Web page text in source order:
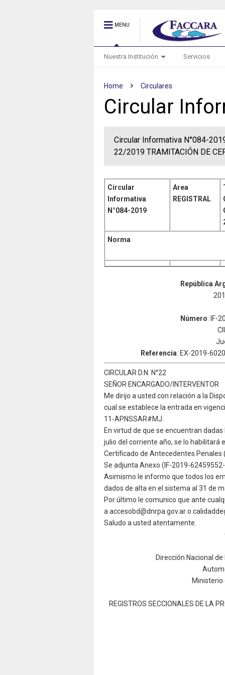
MENU
Nuestra Institución Servicios
Home Circulares
Circular
Circular Informativa N°084-
22/2019 TRAMITACIÓN DE
Circular
Informativa
N°084-2019
Area
REGISTRAL
Norma
República
Número: IF-
Referencia: EX-2019-
CIRCULAR D.N. N°22
SEÑOR ENCARGADO/INTERVENTOR
Me dirijo a usted con relación a la
cual se establece la entrada en
11-APNSSAR#MJ.
En virtud de que se encuentran
julio del corriente año, se lo habilitará
Certificado de Antecedentes Penales
Se adjunta Anexo (IF-2019-
Asimismo le informo que todos los
dados de alta en el sistema al 31 de
Por último le comunico que ante
a accesobd@dnrpa.gov.ar o
Saludo a usted atentamente.
Dirección Nacional
Ministerio
REGISTROS SECCIONALES DE LA